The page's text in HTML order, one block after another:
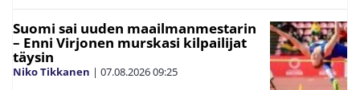
Suomi sai uuden maailmanmestarin
– Enni Virjonen murskasi kilpailijat
täysin
Niko Tikkanen | 07.08.202609:25